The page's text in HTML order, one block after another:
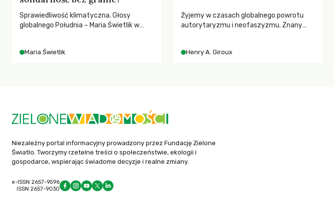
Sprawiedliwość klimatyczna. Głosy
globalnego Południa – Maria Świetlik w
Maria Świetlik
Żyjemy w czasach globalnego powrotu
autorytaryzmu i neofaszyzmu. Znany
społeczeństwo. Czy współczesne
Henry A. Giroux
Niezależny portal informacyjny prowadzony przez Fundację Zielone
Światło. Tworzymy rzetelne treści o społeczeństwie, ekologii i
gospodarce, wspierając świadome decyzje i realne zmiany.
e-ISSN 2657-9596
ISSN 2657-9030